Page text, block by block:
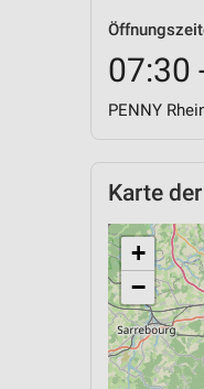
07:30
PENNY
Karte
+
−